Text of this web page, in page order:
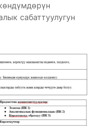
сабаттуулугун